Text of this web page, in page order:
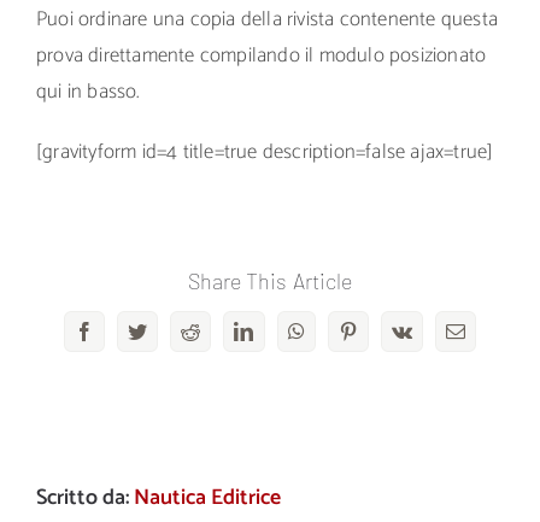
Puoi ordinare una copia della rivista contenente questa
prova direttamente compilando il modulo posizionato
qui in basso.
[gravityform id=4 title=true description=false ajax=true]
Share This Article
FacebookTwitterRedditLinkedInWhatsAppPinterestVk Email
Scritto da:Nautica Editrice